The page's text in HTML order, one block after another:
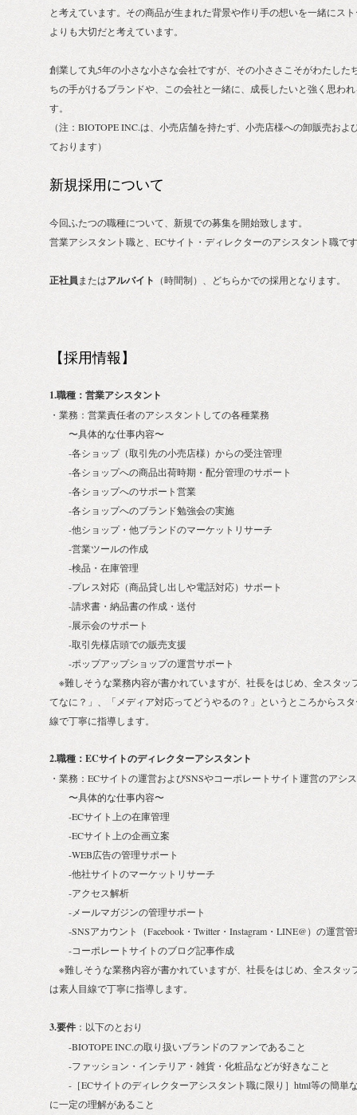
と考えています。その商品が生まれた背景や作り手の想いを一緒にス
よりも大切だと考えています。
創業して丸5年の小さな小さな会社ですが、その小ささこそがわたした
ちの手がけるブランドや、この会社と一緒に、成長したいと強く思わ
す。
（注：BIOTOPE INC.は、小売店舗を持たず、小売店様への卸販売お
ております）
新規採用について
今回ふたつの職種について、新規での募集を開始致します。
営業アシスタント職と、ECサイト・ディレクターのアシスタント職で
正社員またはアルバイト （時間制）、どちらかでの採用となります。
【採用情報】
1.職種：営業アシスタント
・業務：営業責任者のアシスタントしての各種業務
〜具体的な仕事内容〜
-各ショップ（取引先の小売店様）からの受注管理
-各ショップへの商品出荷時期・配分管理のサポート
-各ショップへのサポート営業
-各ショップへのブランド勉強会の実施
-他ショップ・他ブランドのマーケットリサーチ
-営業ツールの作成
-検品・在庫管理
-プレス対応（商品貸し出しや電話対応）サポート
-請求書・納品書の作成・送付
-展示会のサポート
-取引先様店頭での販売支援
-ポップアップショップの運営サポート
※難しそうな業務内容が書かれていますが、社長をはじめ、全スタッ
てなに？」、「メディア対応ってどうやるの？」というところからス
線で丁寧に指導します。
2.職種：ECサイトのディレクターアシスタント
・業務：ECサイトの運営およびSNSやコーポレートサイト運営のアシ
〜具体的な仕事内容〜
-ECサイト上の在庫管理
-ECサイト上の企画立案
-WEB広告の管理サポート
-他社サイトのマーケットリサーチ
-アクセス解析
-メールマガジンの管理サポート
-SNSアカウント（Facebook・Twitter・Instagram・LINE@）の運営
-コーポレートサイトのブログ記事作成
※難しそうな業務内容が書かれていますが、社長をはじめ、全スタッ
は素人目線で丁寧に指導します。
3.要件 ：以下のとおり
-BIOTOPE INC.の取り扱いブランドのファンであること
-ファッション・インテリア・雑貨・化粧品などが好きなこと
-［ECサイトのディレクターアシスタント職に限り］html等の簡単
に一定の理解があること